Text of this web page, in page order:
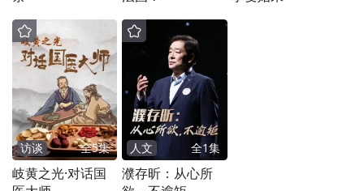
访谈 全5集
岐黄之光·对话国
人文 全1集
濮存昕：从心所